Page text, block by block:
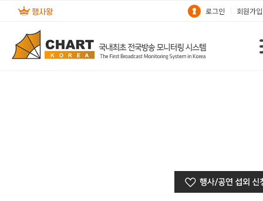
로그인 회원가입